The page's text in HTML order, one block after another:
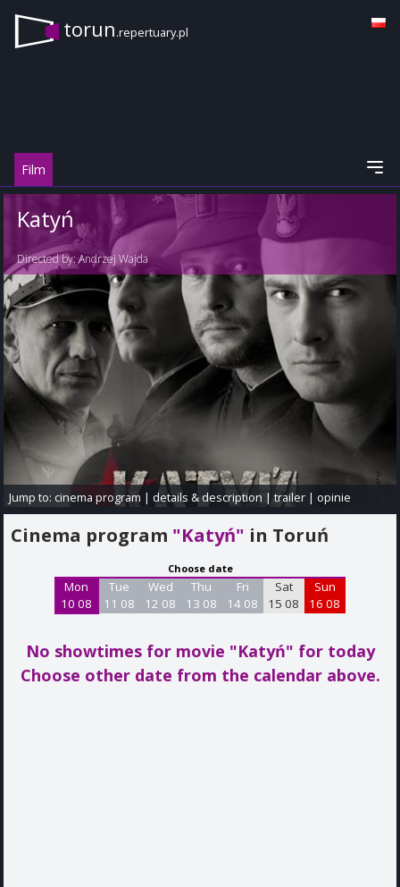
torun.repertuary.pl
Film
Katyń
Directed by:Andrzej Wajda
Jump to:cinema program |details & description |trailer |opinie
Cinema program "Katyń" in Toruń
Choose date
Mon
10 08
Tue
11 08
Wed
12 08
Thu
13 08
Fri
14 08
Sat
15 08
Sun
16 08
No showtimes for movie "Katyń" for today
Choose other date from the calendar above.